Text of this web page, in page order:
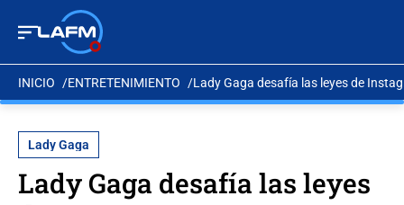
INICIO ENTRETENIMIENTO Lady Gaga desafía las leyes de
Lady Gaga
Lady Gaga desafía las leyes